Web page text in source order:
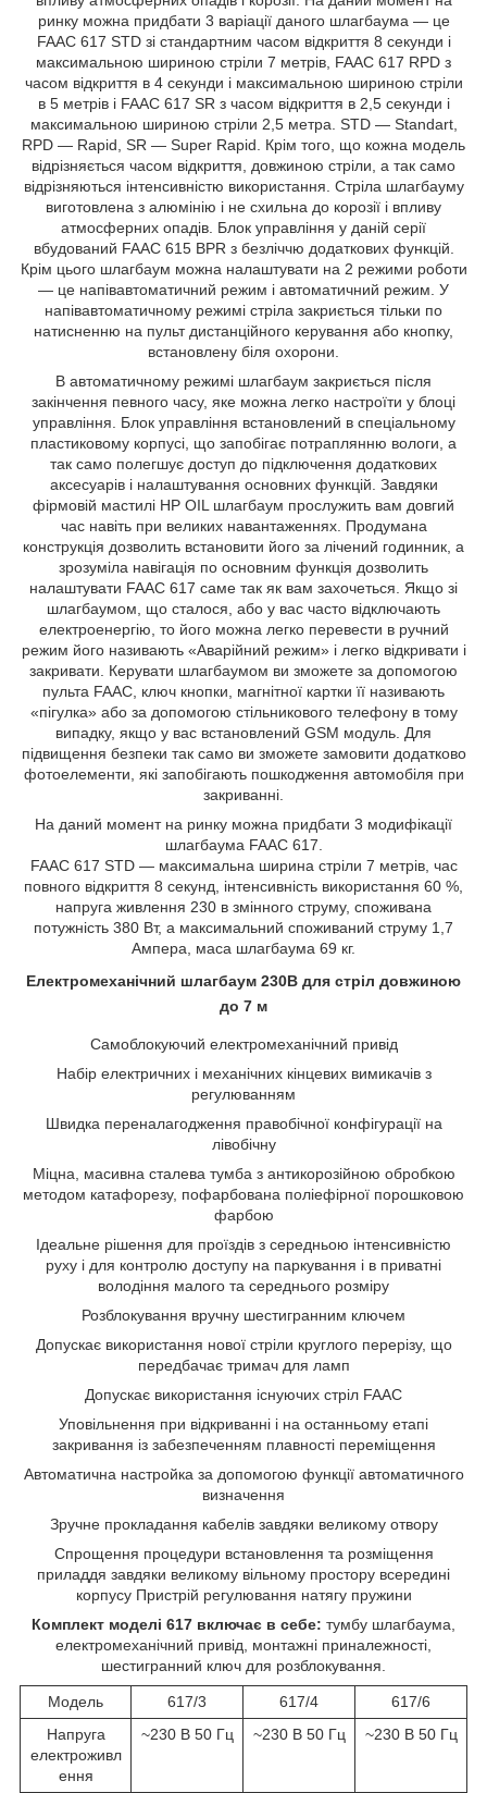
ринку можна придбати 3 варіації даного шлагбаума — це
FAAC 617 STD зі стандартним часом відкриття 8 секунди і
максимальною шириною стріли 7 метрів, FAAC 617 RPD з
часом відкриття в 4 секунди і максимальною шириною стріли
в 5 метрів і FAAC 617 SR з часом відкриття в 2,5 секунди і
максимальною шириною стріли 2,5 метра. STD — Standart,
RPD — Rapid, SR — Super Rapid. Крім того, що кожна модель
відрізняється часом відкриття, довжиною стріли, а так само
відрізняються інтенсивністю використання. Стріла шлагбауму
виготовлена з алюмінію і не схильна до корозії і впливу
атмосферних опадів. Блок управління у даній серії
вбудований FAAC 615 BPR з безліччю додаткових функцій.
Крім цього шлагбаум можна налаштувати на 2 режими роботи
— це напівавтоматичний режим і автоматичний режим. У
напівавтоматичному режимі стріла закриється тільки по
натисненню на пульт дистанційного керування або кнопку,
встановлену біля охорони.
В автоматичному режимі шлагбаум закриється після
закінчення певного часу, яке можна легко настроїти у блоці
управління. Блок управління встановлений в спеціальному
пластиковому корпусі, що запобігає потраплянню вологи, а
так само полегшує доступ до підключення додаткових
аксесуарів і налаштування основних функцій. Завдяки
фірмовій мастилі HP OIL шлагбаум прослужить вам довгий
час навіть при великих навантаженнях. Продумана
конструкція дозволить встановити його за лічений годинник, а
зрозуміла навігація по основним функція дозволить
налаштувати FAAC 617 саме так як вам захочеться. Якщо зі
шлагбаумом, що сталося, або у вас часто відключають
електроенергію, то його можна легко перевести в ручний
режим його називають «Аварійний режим» і легко відкривати і
закривати. Керувати шлагбаумом ви зможете за допомогою
пульта FAAC, ключ кнопки, магнітної картки її називають
«пігулка» або за допомогою стільникового телефону в тому
випадку, якщо у вас встановлений GSM модуль. Для
підвищення безпеки так само ви зможете замовити додатково
фотоелементи, які запобігають пошкодження автомобіля при
закриванні.
На даний момент на ринку можна придбати 3 модифікації
шлагбаума FAAC 617.
FAAC 617 STD — максимальна ширина стріли 7 метрів, час
повного відкриття 8 секунд, інтенсивність використання 60 %,
напруга живлення 230 в змінного струму, споживана
потужність 380 Вт, а максимальний споживаний струму 1,7
Ампера, маса шлагбаума 69 кг.
Електромеханічний шлагбаум 230В для стріл довжиною
до 7 м
Самоблокуючий електромеханічний привід
Набір електричних і механічних кінцевих вимикачів з
регулюванням
Швидка переналагодження правобічної конфігурації на
лівобічну
Міцна, масивна сталева тумба з антикорозійною обробкою
методом катафорезу, пофарбована поліефірної порошковою
фарбою
Ідеальне рішення для проїздів з середньою інтенсивністю
руху і для контролю доступу на паркування і в приватні
володіння малого та середнього розміру
Розблокування вручну шестигранним ключем
Допускає використання нової стріли круглого перерізу, що
передбачає тримач для ламп
Допускає використання існуючих стріл FAAC
Уповільнення при відкриванні і на останньому етапі
закривання із забезпеченням плавності переміщення
Автоматична настройка за допомогою функції автоматичного
визначення
Зручне прокладання кабелів завдяки великому отвору
Спрощення процедури встановлення та розміщення
приладдя завдяки великому вільному простору всередині
корпусу Пристрій регулювання натягу пружини
Комплект моделі 617 включає в себе: тумбу шлагбаума,
електромеханічний привід, монтажні приналежності,
шестигранний ключ для розблокування.
Модель 617/3 617/4
617/6
Напруга
електроживл
ення
~230 В 50 Гц ~230 В 50 Гц ~230 В 50 Гц